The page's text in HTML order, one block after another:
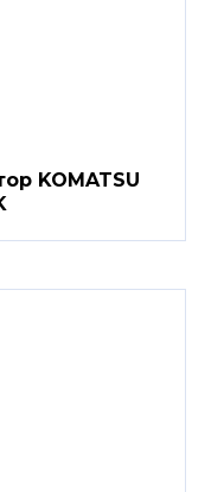
KOMATSU